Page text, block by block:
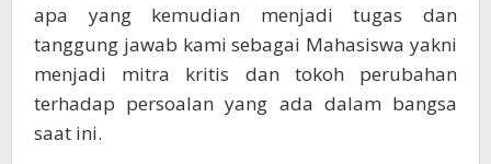
apa yang kemudian menjadi tugas dan
tanggung jawab kami sebagai Mahasiswa yakni
menjadi mitra kritis dan tokoh perubahan
terhadap persoalan yang ada dalam bangsa
saat ini.